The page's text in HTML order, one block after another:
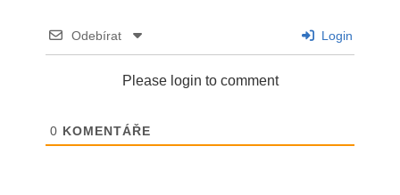
Odebírat Login
Please login to comment
0 KOMENTÁŘE